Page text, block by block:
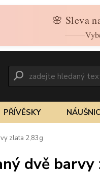
🌸 Sleva
PŘÍVĚSKY
zlata 2,83g
dvě barvy